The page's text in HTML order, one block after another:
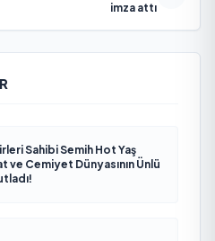
imza attı
Sahibi Semih Hot Yaş
ve Cemiyet Dünyasının Ünlü